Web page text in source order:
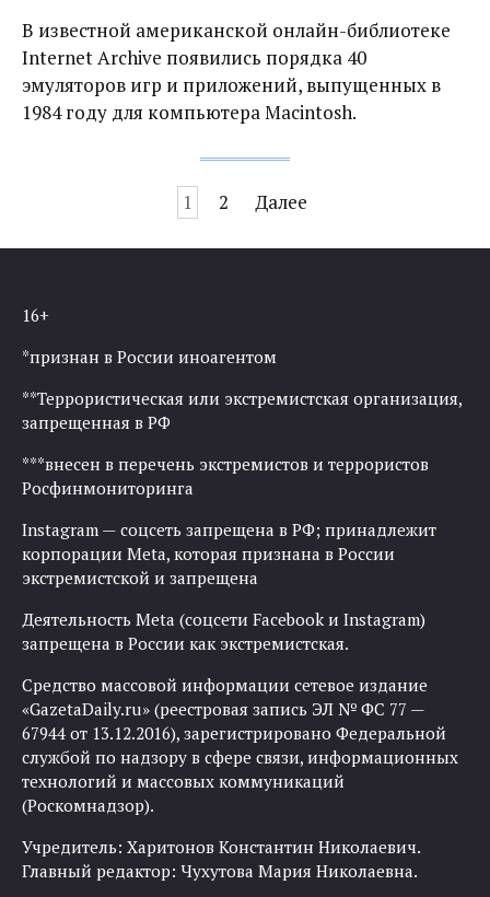
В известной американской онлайн-библиотеке
Internet Archive появились порядка 40
эмуляторов игр и приложений, выпущенных в
1984 году для компьютера Macintosh.
записям
1 2 Далее
16+
*признан в России иноагентом
**Террористическая или экстремистская организация,
запрещенная в РФ
***внесен в перечень экстремистов и террористов
Росфинмониторинга
Instagram — соцсеть запрещена в РФ; принадлежит
корпорации Meta, которая признана в России
экстремистской и запрещена
Деятельность Meta (соцсети Facebook и Instagram)
запрещена в России как экстремистская.
Средство массовой информации сетевое издание
«GazetaDaily.ru» (реестровая запись ЭЛ № ФС 77 —
67944 от 13.12.2016), зарегистрировано Федеральной
службой по надзору в сфере связи, информационных
технологий и массовых коммуникаций
(Роскомнадзор).
Учредитель: Харитонов Константин Николаевич.
Главный редактор: Чухутова Мария Николаевна.